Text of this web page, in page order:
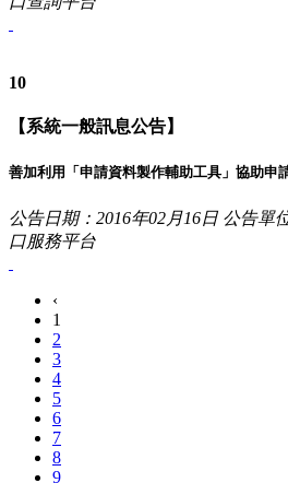
10
【系統一般訊息公告】
善加利用「申請資料製作輔助工具」協助申
公告日期：2016年02月16日 公告單
口服務平台
‹
1
2
3
4
5
6
7
8
9